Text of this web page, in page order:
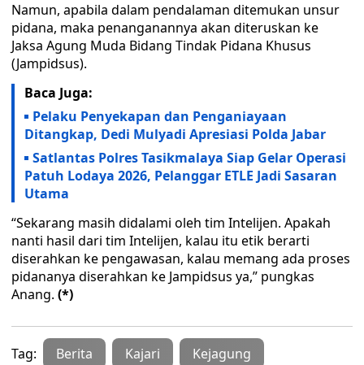
Namun, apabila dalam pendalaman ditemukan unsur
pidana, maka penanganannya akan diteruskan ke
Jaksa Agung Muda Bidang Tindak Pidana Khusus
(Jampidsus).
Baca Juga:
Pelaku Penyekapan dan Penganiayaan
Ditangkap, Dedi Mulyadi Apresiasi Polda Jabar
Satlantas Polres Tasikmalaya Siap Gelar Operasi
Patuh Lodaya 2026, Pelanggar ETLE Jadi Sasaran
Utama
“Sekarang masih didalami oleh tim Intelijen. Apakah
nanti hasil dari tim Intelijen, kalau itu etik berarti
diserahkan ke pengawasan, kalau memang ada proses
pidananya diserahkan ke Jampidsus ya,” pungkas
Anang. (*)
Tag: Berita Kajari Kejagung